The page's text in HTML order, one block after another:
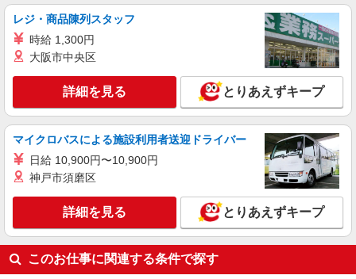
や掃除等♪日払いOK
時給1600円〜2250円 ＜日払い有/週払い有/交
キープ 詳細を見る
株式会社トラストグロース 新宿本社 第3営業部
介護老人保健施設での介護士
月給：258000円〜330000円 ※資格や経験など
による
東京都小平市
キープ
レジ・商品陳列スタッフ
時給 1,300円
大阪市中央区
詳細を見る とりあえずキープ
マイクロバスによる施設利用者送迎ドライバー
日給 10,900円〜10,900円
神戸市須磨区
詳細を見る とりあえずキープ
このお仕事に関連する条件で探す